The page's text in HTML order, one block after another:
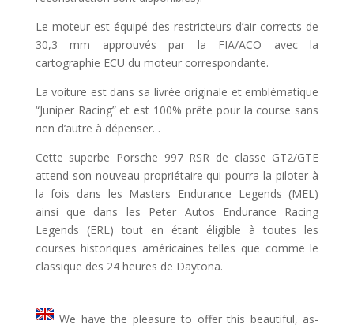
Le moteur est équipé des restricteurs d’air corrects de
30,3 mm approuvés par la FIA/ACO avec la
cartographie ECU du moteur correspondante.
La voiture est dans sa livrée originale et emblématique
“Juniper Racing” et est 100% prête pour la course sans
rien d’autre à dépenser. .
Cette superbe Porsche 997 RSR de classe GT2/GTE
attend son nouveau propriétaire qui pourra la piloter à
la fois dans les Masters Endurance Legends (MEL)
ainsi que dans les Peter Autos Endurance Racing
Legends (ERL) tout en étant éligible à toutes les
courses historiques américaines telles que comme le
classique des 24 heures de Daytona.
We have the pleasure to offer this beautiful, as-